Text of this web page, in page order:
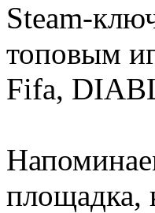
Steam-
топовым
Fifa,
площадка,